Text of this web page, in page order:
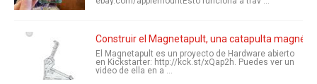
Construir el Magnetapult, una catapulta
El Magnetapult es un proyecto de Hardware abierto
en Kickstarter: http://kck.st/xQap2h. Puedes ver un
video de ella en a ...